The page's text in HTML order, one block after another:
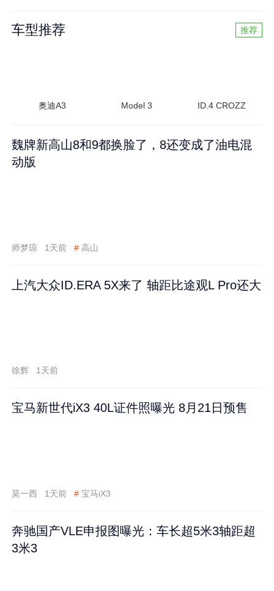
车型推荐 推荐
奥迪A3 Model 3 ID.4 CROZZ
魏牌新高山8和9都换脸了，8还变成了油电混
动版
师梦琼 1天前 # 高山
上汽大众ID.ERA 5X来了 轴距比途观L Pro还大
徐辉 1天前
宝马新世代iX3 40L证件照曝光 8月21日预售
莫一西 1天前 # 宝马iX3
奔驰国产VLE申报图曝光：车长超5米3轴距超
3米3